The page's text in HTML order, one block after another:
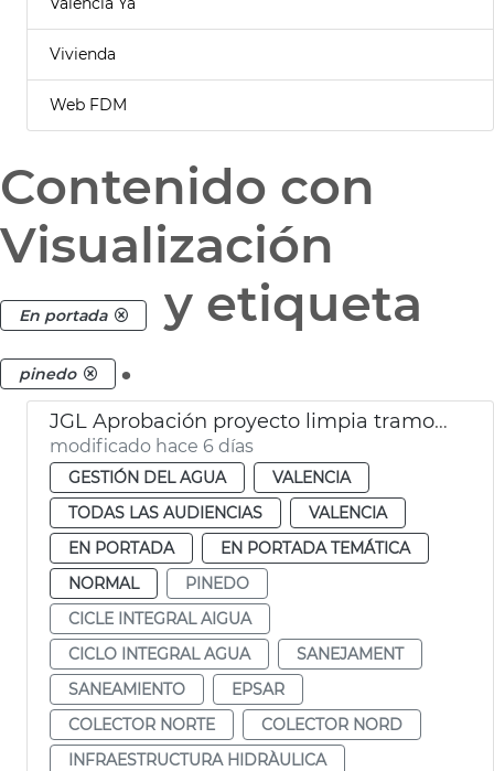
Vivienda
Web FDM
Contenido con
Visualización
En portada y etiqueta
pinedo .
JGL Aprobación proyecto limpia tramo III Colector Norte
modificado hace 6 días
GESTIÓN DEL AGUA
VALENCIA
TODAS LAS AUDIENCIAS
VALENCIA
EN PORTADA
EN PORTADA TEMÁTICA
NORMAL
PINEDO
CICLE INTEGRAL AIGUA
CICLO INTEGRAL AGUA
SANEJAMENT
SANEAMIENTO
EPSAR
COLECTOR NORTE
COLECTOR NORD
INFRAESTRUCTURA HIDRÀULICA